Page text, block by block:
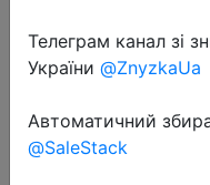
2020-06-12
Band 5, 4
фитнес-
Телеграм канал зі
України @ZnyzkaUa
Автоматичний
@SaleStack